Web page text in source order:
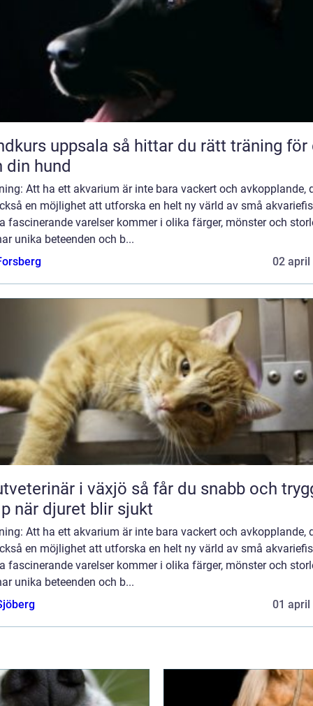
så hittar du rätt träning för dig
din hund
Att ha ett akvarium är inte bara vackert och avkopplande,
en möjlighet att utforska en helt ny värld av små
fascinerande varelser kommer i olika färger, mönster och
unika beteenden och b...
02 april
i växjö så får du snabb och trygg
när djuret blir sjukt
Att ha ett akvarium är inte bara vackert och avkopplande,
en möjlighet att utforska en helt ny värld av små
fascinerande varelser kommer i olika färger, mönster och
unika beteenden och b...
01 april